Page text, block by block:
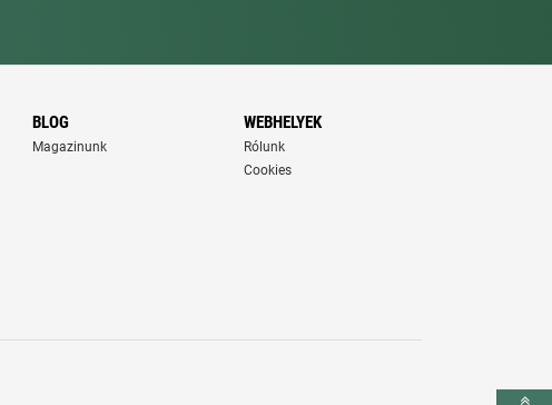
BLOG
Magazinunk
WEBHELYEK
Rólunk
Cookies